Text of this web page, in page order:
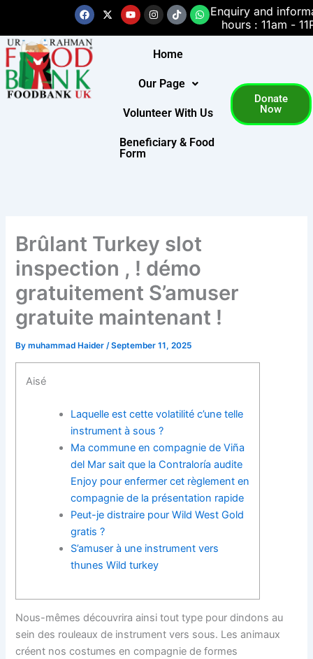
content
Facebook
X-
twitter
YoutubeInstagram
TiktokWhatsapp
Enquiry and
hours : 11am -
Home
Our Page
Volunteer With Us
Beneficiary & Food
Form
Donate
Now
Brûlant Turkey slot
inspection , ! démo
gratuitement S’amuser
gratuite maintenant !
Bymuhammad Haider/September 11, 2025
Aisé
Laquelle est cette volatilité c’une telle
instrument à sous ?
Ma commune en compagnie de Viña
del Mar sait que la Contraloría audite
Enjoy pour enfermer cet règlement en
compagnie de la présentation rapide
Peut-je distraire pour Wild West Gold
gratis ?
S’amuser à une instrument vers
thunes Wild turkey
Nous-mêmes découvrira ainsi tout type pour dindons au
sein des rouleaux de instrument vers sous. Les animaux
créent nos costumes en compagnie de formes